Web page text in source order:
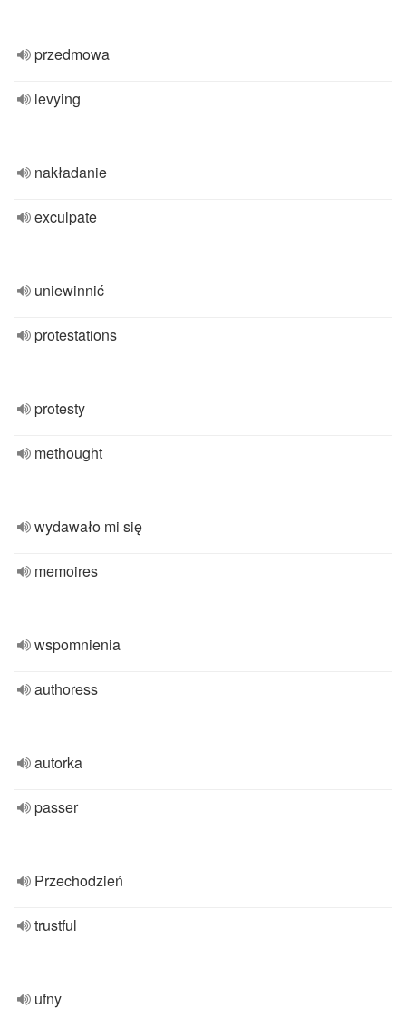
przedmowa
levying
nakładanie
exculpate
uniewinnić
protestations
protesty
methought
wydawało mi się
memoires
wspomnienia
authoress
autorka
passer
Przechodzień
trustful
ufny